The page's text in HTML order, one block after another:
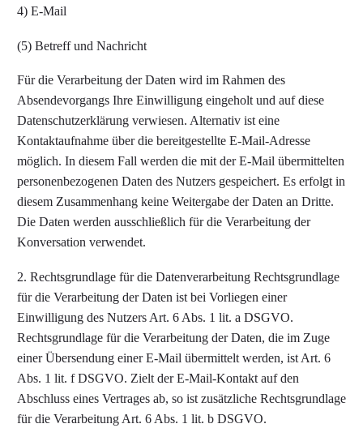
4) E-Mail
(5) Betreff und Nachricht
Für die Verarbeitung der Daten wird im Rahmen des
Absendevorgangs Ihre Einwilligung eingeholt und auf diese
Datenschutzerklärung verwiesen. Alternativ ist eine
Kontaktaufnahme über die bereitgestellte E-Mail-Adresse
möglich. In diesem Fall werden die mit der E-Mail übermittelten
personenbezogenen Daten des Nutzers gespeichert. Es erfolgt in
diesem Zusammenhang keine Weitergabe der Daten an Dritte.
Die Daten werden ausschließlich für die Verarbeitung der
Konversation verwendet.
2. Rechtsgrundlage für die Datenverarbeitung Rechtsgrundlage
für die Verarbeitung der Daten ist bei Vorliegen einer
Einwilligung des Nutzers Art. 6 Abs. 1 lit. a DSGVO.
Rechtsgrundlage für die Verarbeitung der Daten, die im Zuge
einer Übersendung einer E-Mail übermittelt werden, ist Art. 6
Abs. 1 lit. f DSGVO. Zielt der E-Mail-Kontakt auf den
Abschluss eines Vertrages ab, so ist zusätzliche Rechtsgrundlage
für die Verarbeitung Art. 6 Abs. 1 lit. b DSGVO.